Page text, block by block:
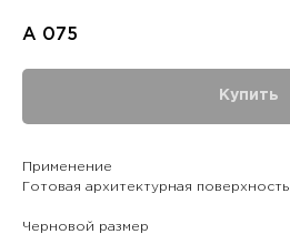
A 075
Купить
Применение
Готовая архитектурная поверхность
Черновой размер